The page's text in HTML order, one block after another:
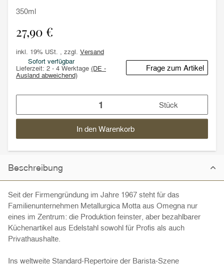
350ml
27,90 €
inkl. 19% USt. , zzgl. Versand
Sofort verfügbar
Lieferzeit: 2 - 4 Werktage (DE -
Ausland abweichend)
Frage zum Artikel
Stück
In den Warenkorb
Beschreibung
Seit der Firmengründung im Jahre 1967 steht für das
Familienunternehmen Metallurgica Motta aus Omegna nur
eines im Zentrum: die Produktion feinster, aber bezahlbarer
Küchenartikel aus Edelstahl sowohl für Profis als auch
Privathaushalte.
Ins weltweite Standard-Repertoire der Barista-Szene